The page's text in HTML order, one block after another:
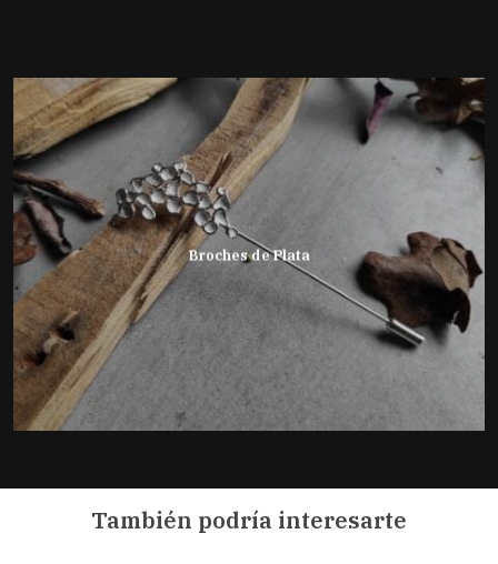
Broches de Plata
También podría interesarte